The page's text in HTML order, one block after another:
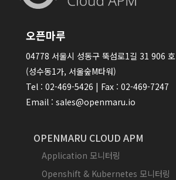
오픈마루
04778 서울시 성동구 뚝섬로1길 31 906 호
(성수동1가, 서울숲M타워)
Tel : 02-469-5426 | Fax : 02-469-7247
Email : sales@openmaru.io
OPENMARU CLOUD APM
Application 모니터링
Openshift & Kubernetes 모니터링